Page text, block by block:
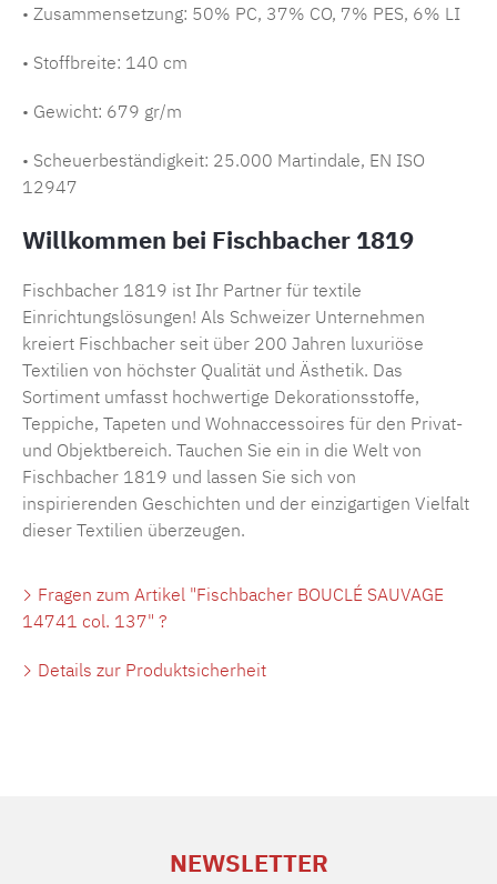
• Zusammensetzung: 50% PC, 37% CO, 7% PES, 6% LI
• Stoffbreite: 140 cm
• Gewicht: 679 gr/m
• Scheuerbeständigkeit: 25.000 Martindale, EN ISO
12947
Willkommen bei Fischbacher 1819
Fischbacher 1819 ist Ihr Partner für textile
Einrichtungslösungen! Als Schweizer Unternehmen
kreiert Fischbacher seit über 200 Jahren luxuriöse
Textilien von höchster Qualität und Ästhetik. Das
Sortiment umfasst hochwertige Dekorationsstoffe,
Teppiche, Tapeten und Wohnaccessoires für den Privat-
und Objektbereich. Tauchen Sie ein in die Welt von
Fischbacher 1819 und lassen Sie sich von
inspirierenden Geschichten und der einzigartigen Vielfalt
dieser Textilien überzeugen.
Fragen zum Artikel "Fischbacher BOUCLÉ SAUVAGE
14741 col. 137" ?
Details zur Produktsicherheit
NEWSLETTER